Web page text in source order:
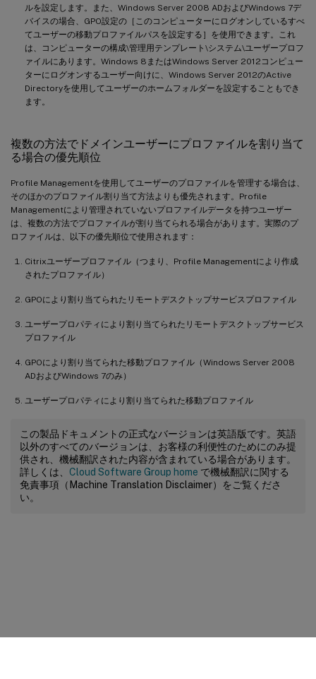
ルを設定します。また、Windows Server 2008 ADおよびWindows 7デ
バイスの場合、GPO設定の［このコンピューターにログオンしているすべ
てユーザーの移動プロファイルパスを設定する］を使用できます。これ
は、コンピューターの構成\管理用テンプレート\システム\ユーザープロフ
ァイルにあります。Windows 8またはWindows Server 2012コンピュー
ターにログオンするユーザー向けに、Windows Server 2012のActive
Directoryを使用してユーザーのホームフォルダーを設定することもでき
ます。
複数の方法でドメインユーザーにプロファイルを割り当て
る場合の優先順位
Profile Managementを使用してユーザーのプロファイルを管理する場合は、
そのほかのプロファイル割り当て方法よりも優先されます。Profile
Managementにより管理されていないプロファイルデータを持つユーザー
は、複数の方法でプロファイルが割り当てられる場合があります。実際のプ
ロファイルは、以下の優先順位で使用されます：
Citrixユーザープロファイル（つまり、Profile Managementにより作成
されたプロファイル）
GPOにより割り当てられたリモートデスクトップサービスプロファイル
ユーザープロパティにより割り当てられたリモートデスクトップサービス
プロファイル
GPOにより割り当てられた移動プロファイル（Windows Server 2008
ADおよびWindows 7のみ）
ユーザープロパティにより割り当てられた移動プロファイル
この製品ドキュメントの正式なバージョンは英語版です。英語
以外のすべてのバージョンは、お客様の利便性のためにのみ提
供され、機械翻訳された内容が含まれている場合があります。
詳しくは、 Cloud Software Group home で機械翻訳に関する
免責事項（Machine Translation Disclaimer）をご覧くださ
い。